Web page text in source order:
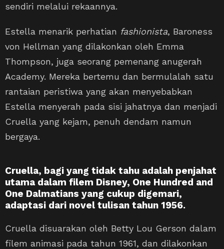
sendiri melalui rekaannya.
Estella menarik perhatian fashionista, Baroness
von Hellman yang dilakonkan oleh Emma
Thompson, juga seorang pemenang anugerah
Academy. Mereka bertemu dan bermulalah satu
rantaian peristiwa yang akan menyebabkan
Estella menyerah pada sisi jahatnya dan menjadi
Cruella yang kejam, penuh dendam namun
bergaya.
Cruella, bagi yang tidak tahu adalah penjahat
utama dalam filem Disney, One Hundred and
One Dalmatians yang cukup digemari,
adaptasi dari novel tulisan tahun 1956.
Cruella disuarakan oleh Betty Lou Gerson dalam
filem animasi pada tahun 1961, dan dilakonkan